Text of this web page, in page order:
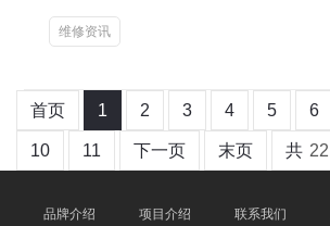
维修资讯
首页 1 2 3 4 5 6
10 11 下一页 末页 共 22
品牌介绍 项目介绍 联系我们